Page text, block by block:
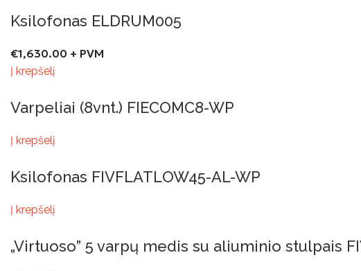
Ksilofonas ELDRUM005
€1,630.00 + PVM
Į krepšelį
Varpeliai (8vnt.) FIECOMC8-WP
Į krepšelį
Ksilofonas FIVFLATLOW45-AL-WP
Į krepšelį
„Virtuoso” 5 varpų medis su aliuminio stulpais